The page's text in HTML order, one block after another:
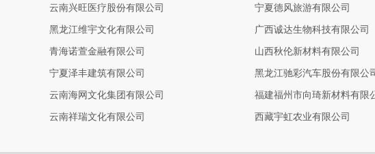
云南兴旺医疗股份有限公司 宁夏德风旅游有限公司
黑龙江维宇文化有限公司 广西诚达生物科技有限公司
青海诺萱金融有限公司 山西秋伦新材料有限公司
宁夏泽丰建筑有限公司 黑龙江驰彩汽车股份有限公
云南海网文化集团有限公司 福建福州市向琦新材料有限
云南祥瑞文化有限公司 西藏宇虹农业有限公司